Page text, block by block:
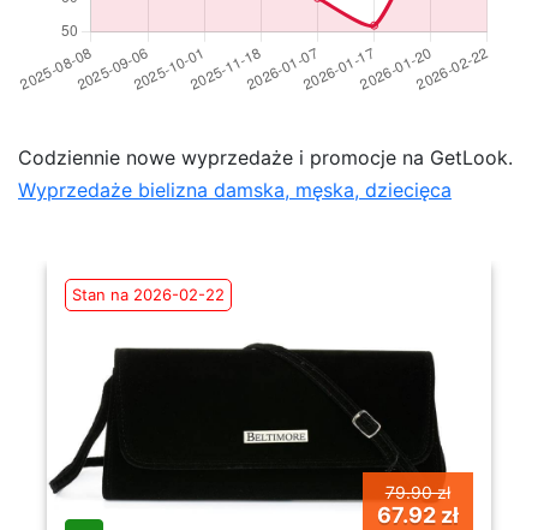
Codziennie nowe wyprzedaże i promocje na GetLook.
Wyprzedaże bielizna damska, męska, dziecięca
Stan na 2026-02-22
79.90 zł
67.92 zł